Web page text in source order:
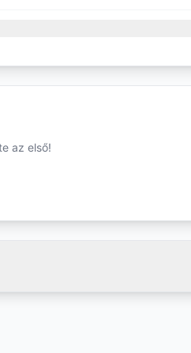
az első!